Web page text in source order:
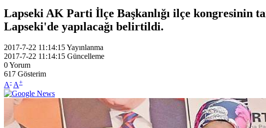
Lapseki AK Parti İlçe Başkanlığı ilçe kongresinin
Lapseki'de yapılacağı belirtildi.
2017-7-22 11:14:15Yayınlanma
2017-7-22 11:14:15 Güncelleme
0Yorum
617 Gösterim
A- A+